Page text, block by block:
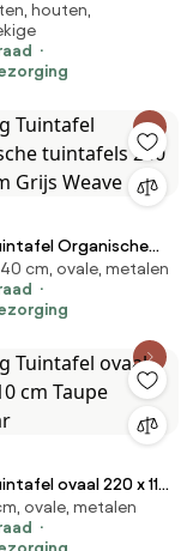
houten,
Organische
240 x 120 cm Grijs
cm, ovale, metalen
ovaal 220 x 110
Zanzibar
ovale, metalen